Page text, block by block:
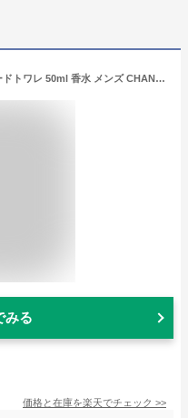
シャネル ブルードゥシャネル オードトワレ 50ml 香水 メンズ CHANEL 男性用 BLEU DE CHANEL EDT [4505] [3F-C8]
みる
価格と在庫を楽天でチェック >>